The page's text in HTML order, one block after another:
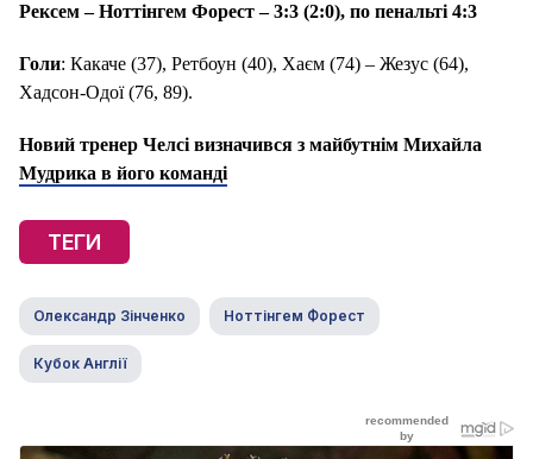
Рексем – Ноттінгем Форест – 3:3 (2:0), по пенальті 4:3
Голи: Какаче (37), Ретбоун (40), Хаєм (74) – Жезус (64),
Хадсон-Одої (76, 89).
Новий тренер Челсі визначився з майбутнім Михайла
Мудрика в його команді
ТЕГИ
Олександр Зінченко Ноттінгем Форест
Кубок Англії